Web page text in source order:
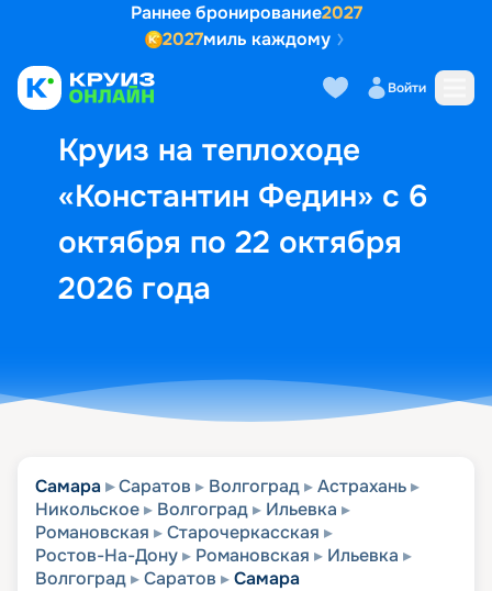
Раннее бронирование2027
2027миль каждому
Войти
Круиз на теплоходе
«Константин Федин» с 6
октября по 22 октября
2026 года
Выбор кают Маршрут и
Самара Саратов Волгоград
Астрахань
Никольское
Волгоград
Ильевка
Романовская
Старочеркасская
Ростов-На-Дону
Романовская
Ильевка
Волгоград
Саратов Самара